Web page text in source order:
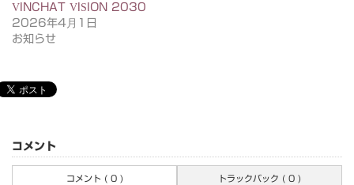
VINCHAT VISION 2030
2026年4月1日
お知らせ
コメント
コメント ( 0 ) トラックバック ( 0 )